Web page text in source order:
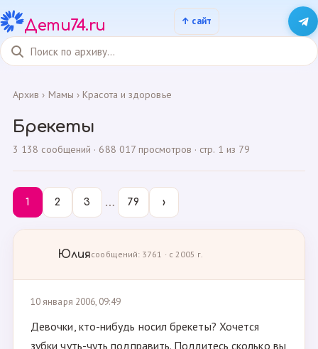
Дети74.ru
Архив › Мамы › Красота и здоровье
Брекеты
3 138 сообщений · 688 017 просмотров · стр. 1 из 79
1 2 3 … 79 ›
Юлиясообщений: 3761 · с 2005 г.
10 января 2006, 09:49
Девочки, кто-нибудь носил брекеты? Хочется
зубки чуть-чуть подправить. Подлитесь сколько вы